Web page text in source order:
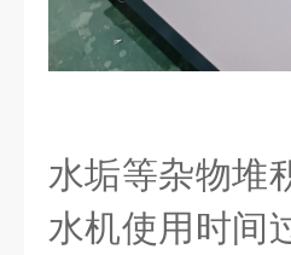
水垢等杂物堆
水机使用时间